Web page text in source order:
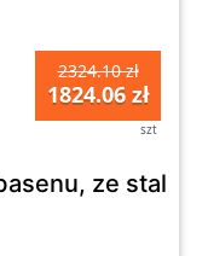
2324.10 zł
1824.06 zł
szt
ze